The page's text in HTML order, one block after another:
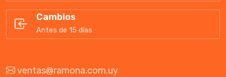
Cambios
Antes de 15 días
ventas@ramona.com.uy